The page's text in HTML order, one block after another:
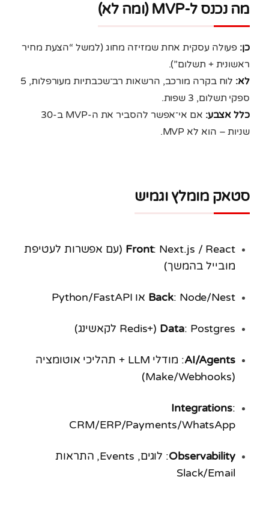
מה נכנס ל-MVP (ומה לא)
כן: פעולה עסקית אחת שמזיזה מחוג (למשל “הצעת מחיר
ראשונית + תשלום”).
לא:
לוח בקרה מורכב, הרשאות רב־שכבתיות מעורפלות, 5
ספקי תשלום, 3 שפות.
כלל אצבע:
אם אי־אפשר להסביר את ה-MVP ב-30
שניות – הוא לא MVP.
סטאק מומלץ וגמיש
Front : Next.js / React (עם אפשרות לעטיפת
מובייל בהמשך)
Back: Node/Nest או Python/FastAPI
Data: Postgres (+Redis לקאשינג)
AI/Agents
: מודלי LLM + תהליכי אוטומציה
(Make/Webhooks)
Integrations:
CRM/ERP/Payments/WhatsApp
Observability
: לוגים, Events, התראות
Slack/Email